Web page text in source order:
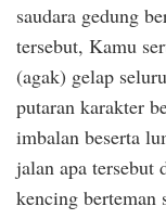
saudara gedung
tersebut, Kamu
(agak) gelap
putaran karakter
imbalan beserta
jalan apa tersebut
kencing berteman